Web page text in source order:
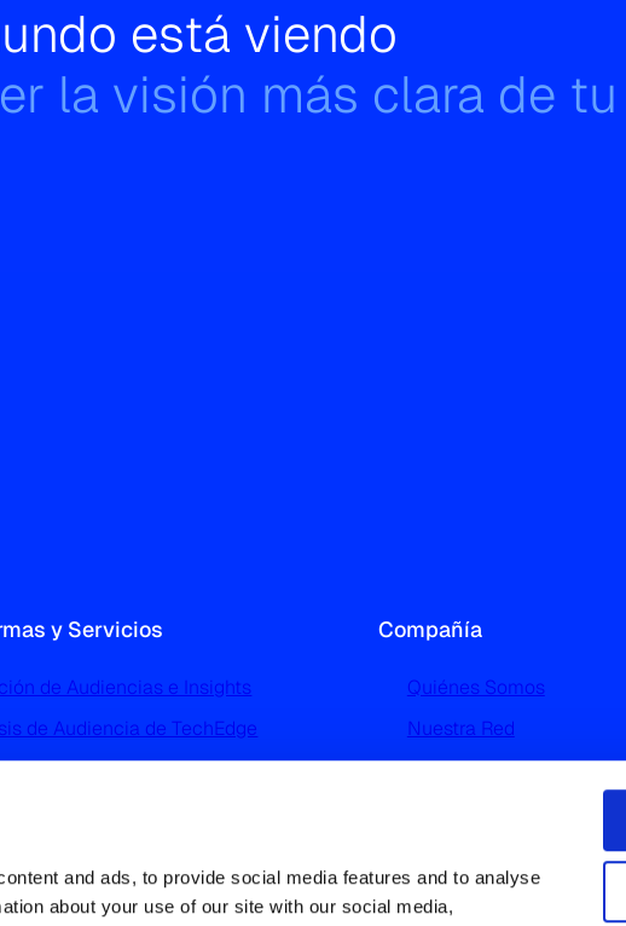
and ads, to provide social media features and to analyse
about your use of our site with our social media,
está viendo
la visión más clara de
y Servicios
de Audiencias e Insights
de Audiencia de TechEdge
y Segmentación de Audiencias de
e Investigación del Mercado
Compañía
Quiénes Somos
Nuestra Red
Noticias y Recursos